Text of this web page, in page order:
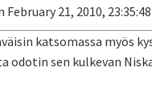
February 21, 2010, 23:35:48
katsomassa myös
odotin sen kulkevan